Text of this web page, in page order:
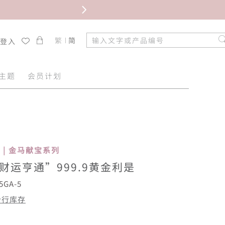
入 繁 简
题 会员计划
金马献宝系列
运亨通”999.9黄金利是
5
库存